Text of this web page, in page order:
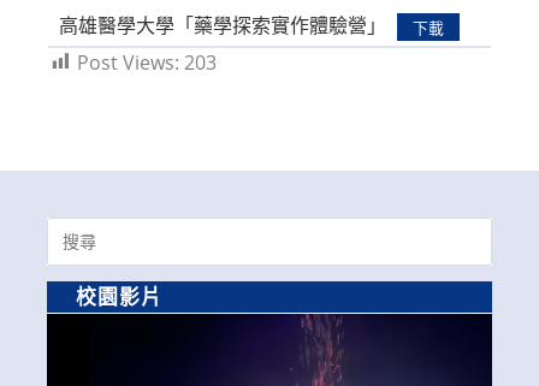
高雄醫學大學「藥學探索實作體驗營」
下載
Post Views: 203
Search
for:
校園影片